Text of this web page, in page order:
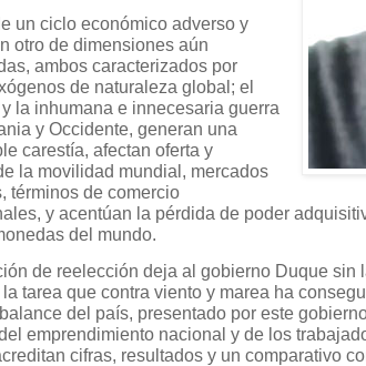
un ciclo económico adverso y
otro de dimensiones aún
ambos caracterizados por
de naturaleza global; el
la inhumana e innecesaria guerra
y Occidente, generan una
carestía, afectan oferta y
la movilidad mundial, mercados
términos de comercio
y acentúan la pérdida de poder
del mundo.
de reelección deja al gobierno Duque sin
tarea que contra viento y marea ha
del país, presentado por este
emprendimiento nacional y de los
cifras, resultados y un comparativo